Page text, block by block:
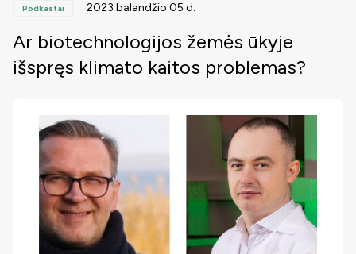
Podkastai 2023 balandžio 05 d.
Ar biotechnologijos žemės ūkyje
išspręs klimato kaitos problemas?